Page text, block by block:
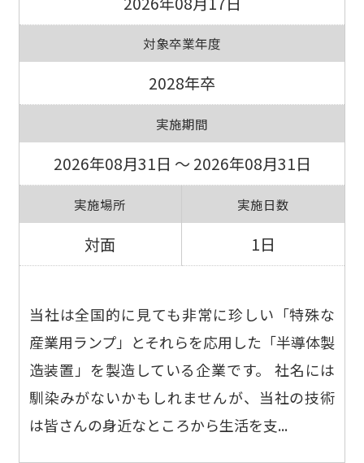
対象卒業年度
2028年卒
実施期間
2026年08月31日 ～ 2026年08月31日
実施場所
対面
実施日数
1日
当社は全国的に見ても非常に珍しい「特殊な
産業用ランプ」とそれらを応用した「半導体製
造装置」を製造している企業です。 社名には
馴染みがないかもしれませんが、当社の技術
は皆さんの身近なところから生活を支...